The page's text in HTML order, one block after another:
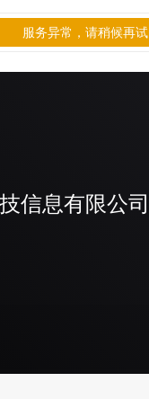
信息有限公司
服务异常，请稍候再试